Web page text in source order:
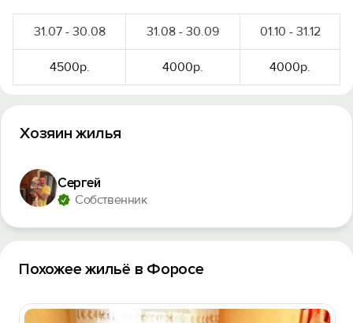
31.07 - 30.08 31.08 - 30.09 01.10 - 31.12
4500р. 4000р. 4000р.
Хозяин жилья
Сергей
Собственник
Похожее жильё в Форосе